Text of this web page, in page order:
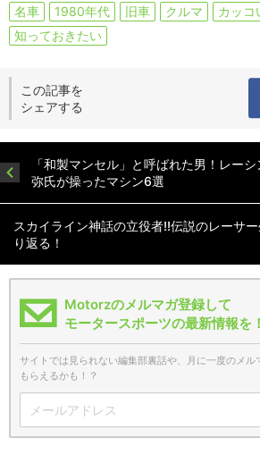
名車 1980年代 旧車 クルマ
カッコ
知っておきたい
この記事を
シェアする
「和製マンセル」と呼ばれた男！レー
弥氏が操ったマシン6選
スカイライン神話の立役者!!伝説のレーサ
り返る！
Motorzのメルマガ登録して
モータースポーツの最新情報を！
サイトでは見られない編集部裏話や、月に一度のメル
もらえるかも！？